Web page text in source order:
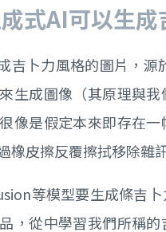
式AI可以生成
吉卜力風格的圖片，
生成圖像（其原理與
像是假定本來即存在
橡皮擦反覆擦拭移除雜
等模型要生成條吉
，從中學習我們所稱